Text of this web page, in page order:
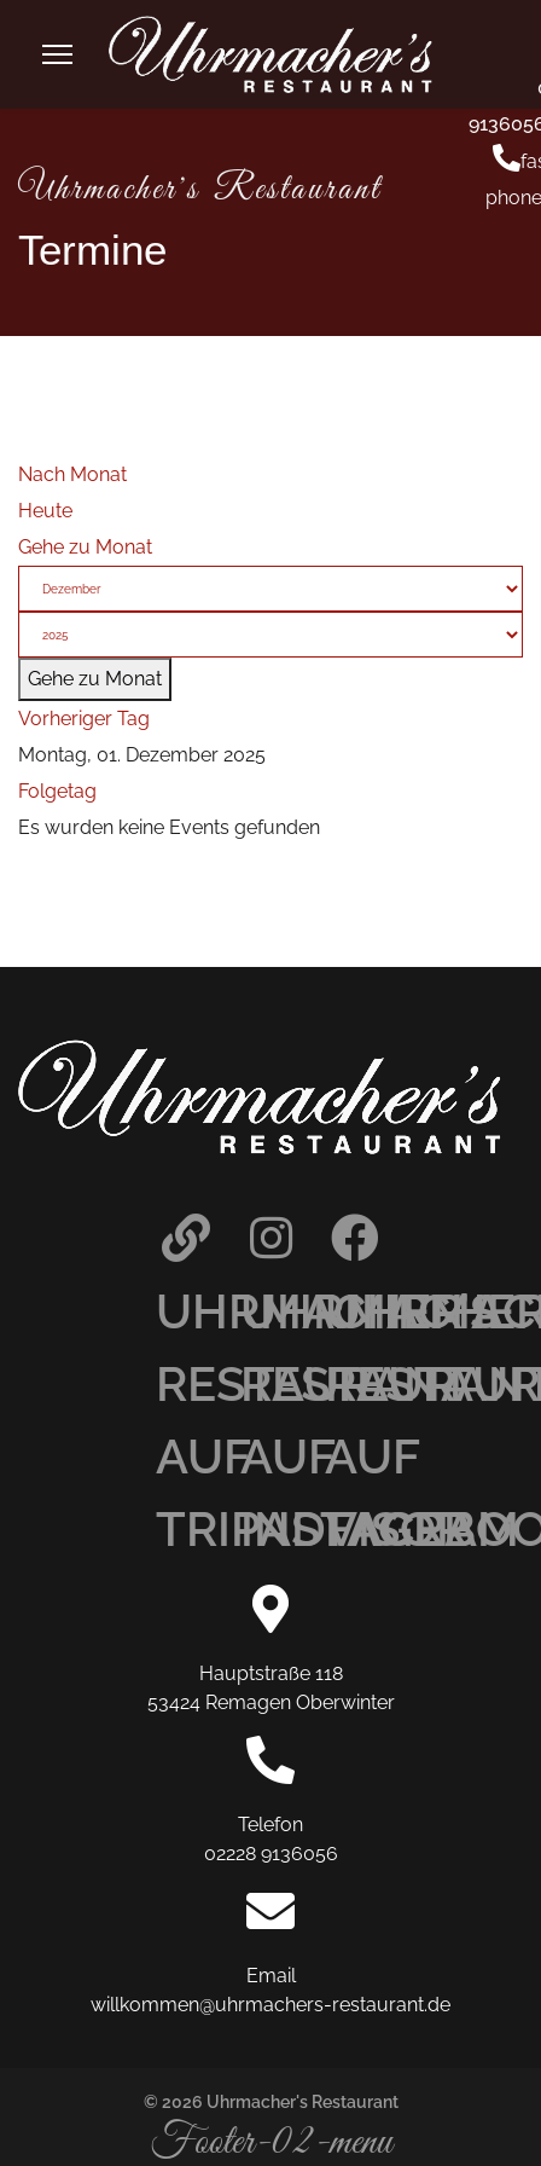
Uhrmacher's Restaurant
Termine
Nach Monat
Heute
Gehe zu Monat
Gehe zu Monat
Vorheriger Tag
Montag, 01. Dezember 2025
Folgetag
Es wurden keine Events gefunden
UHRMACHER’S
RESTAURANT
AUF
TRIPADVISOR
AUF
INSTAGRAM
AUF
Hauptstraße 118
53424 Remagen Oberwinter
Telefon
02228 9136056
Email
willkommen@uhrmachers-restaurant.de
© 2026 Uhrmacher's Restaurant
Footer-02-menu